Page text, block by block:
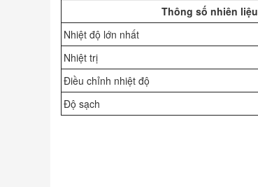
Thông số nhiên liệu
Nhiệt độ lớn nhất
Nhiệt trị
Điều chỉnh nhiệt độ
Độ sạch